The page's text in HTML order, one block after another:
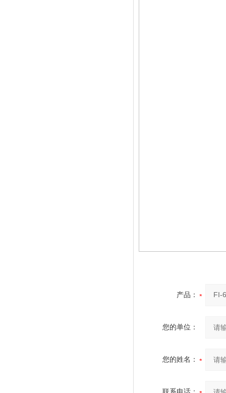
产品：
您的单位：
您的姓名：